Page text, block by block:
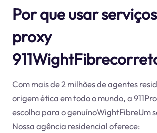
Por que usar
proxy
Com mais de 2 milhões de agentes
origem ética em todo o mundo, a
escolha para o genuínoWightFibreUm
Nossa agência residencial oferece: